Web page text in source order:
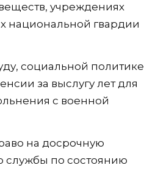
учреждениях
национальной гвардии
социальной политике
за выслугу лет для
с военной
на досрочную
службы по состоянию